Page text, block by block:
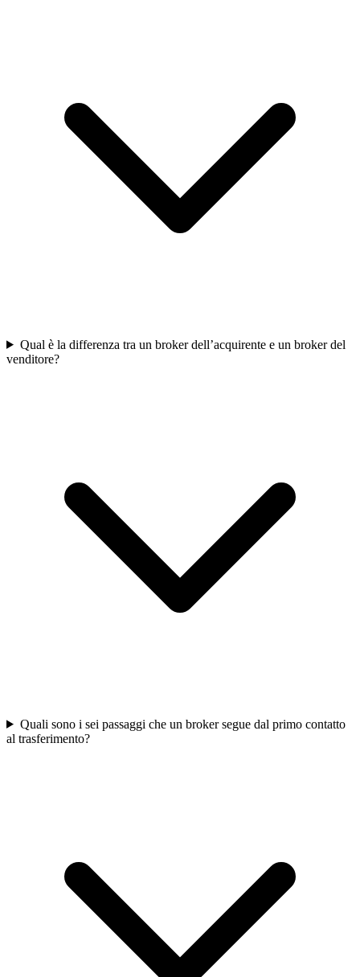
Qual è la differenza tra un broker dell’acquirente e un broker del
venditore?
Quali sono i sei passaggi che un broker segue dal primo contatto
al trasferimento?